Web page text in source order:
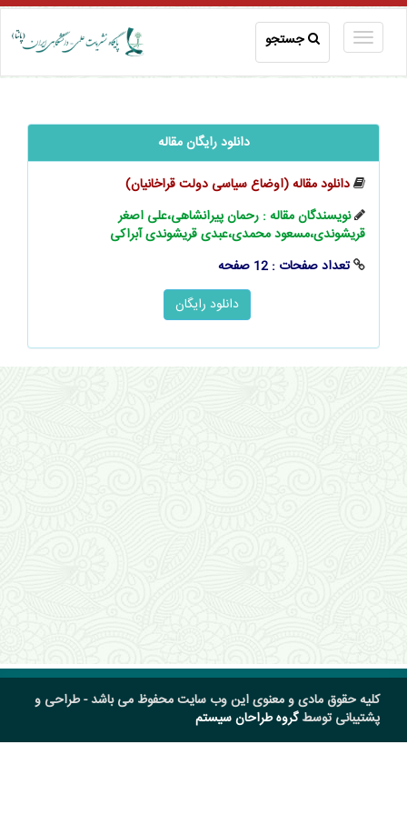
جستجو
دانلود رایگان مقاله
دانلود مقاله (اوضاع سیاسی دولت قراخانیان)
نویسندگان مقاله : رحمان پیرانشاهی،علی اصغر
قریشوندی،مسعود محمدی،عبدی قریشوندی آبراکی
تعداد صفحات : 12 صفحه
کلیه حقوق مادی و معنوی این وب سایت محفوظ می باشد - طراحی و
پشتیبانی توسطگروه طراحان سیستم